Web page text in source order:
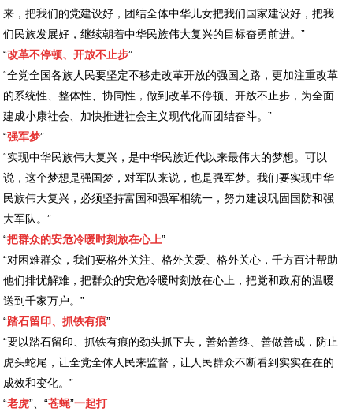
来，把我们的党建设好，团结全体中华儿女把我们国家建设好，把我
们民族发展好，继续朝着中华民族伟大复兴的目标奋勇前进。”
“改革不停顿、开放不止步”
“全党全国各族人民要坚定不移走改革开放的强国之路，更加注重改革
的系统性、整体性、协同性，做到改革不停顿、开放不止步，为全面
建成小康社会、加快推进社会主义现代化而团结奋斗。”
“强军梦”
“实现中华民族伟大复兴，是中华民族近代以来最伟大的梦想。可以
说，这个梦想是强国梦，对军队来说，也是强军梦。我们要实现中华
民族伟大复兴，必须坚持富国和强军相统一，努力建设巩固国防和强
大军队。”
“把群众的安危冷暖时刻放在心上”
“对困难群众，我们要格外关注、格外关爱、格外关心，千方百计帮助
他们排忧解难，把群众的安危冷暖时刻放在心上，把党和政府的温暖
送到千家万户。”
“踏石留印、抓铁有痕”
“要以踏石留印、抓铁有痕的劲头抓下去，善始善终、善做善成，防止
虎头蛇尾，让全党全体人民来监督，让人民群众不断看到实实在在的
成效和变化。”
“老虎”、“苍蝇”一起打